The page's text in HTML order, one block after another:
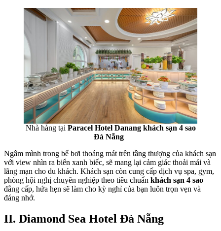
Nhà hàng tại Paracel Hotel Danang khách sạn 4 sao
Đà Nẵng
Ngâm mình trong bể bơi thoáng mát trên tầng thượng của khách sạn
với view nhìn ra biển xanh biếc, sẽ mang lại cảm giác thoải mái và
lãng mạn cho du khách. Khách sạn còn cung cấp dịch vụ spa, gym,
phòng hội nghị chuyên nghiệp theo tiêu chuẩn khách sạn 4 sao
đẳng cấp, hứa hẹn sẽ làm cho kỳ nghỉ của bạn luôn trọn vẹn và
đáng nhớ.
II. Diamond Sea Hotel Đà Nẵng